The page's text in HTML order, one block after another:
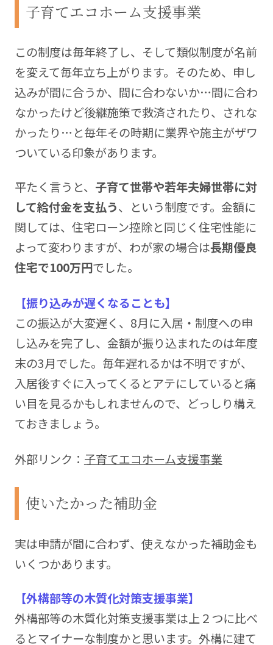
子育てエコホーム支援事業
この制度は毎年終了し、そして類似制度が名前
を変えて毎年立ち上がります。そのため、申し
込みが間に合うか、間に合わないか…間に合わ
なかったけど後継施策で救済されたり、されな
かったり…と毎年その時期に業界や施主がザワ
ついている印象があります。
平たく言うと、 子育て世帯や若年夫婦世帯に対
して給付金を支払う、という制度です。金額に
関しては、住宅ローン控除と同じく住宅性能に
よって変わりますが、わが家の場合は長期優良
住宅で100万円でした。
【振り込みが遅くなることも】
この振込が大変遅く、8月に入居・制度への申
し込みを完了し、金額が振り込まれたのは年度
末の3月でした。毎年遅れるかは不明ですが、
入居後すぐに入ってくるとアテにしていると痛
い目を見るかもしれませんので、どっしり構え
ておきましょう。
外部リンク： 子育てエコホーム支援事業
使いたかった補助金
実は申請が間に合わず、使えなかった補助金も
いくつかあります。
【外構部等の木質化対策支援事業】
外構部等の木質化対策支援事業は上２つに比べ
るとマイナーな制度かと思います。外構に建て